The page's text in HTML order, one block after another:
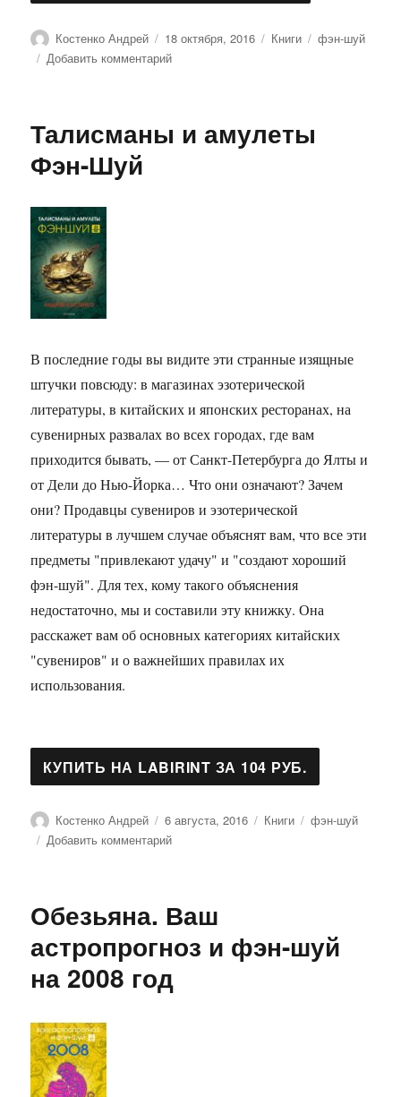
Автор
Костенко Андрей Опубликовано
18 октября, 2016 Рубрики
Книги Метки
фэн-шуй
Добавить комментарийк
астропрогноз
Талисманы и амулеты
Фэн-Шуй
В последние годы вы видите эти странные изящные
штучки повсюду: в магазинах эзотерической
литературы, в китайских и японских ресторанах, на
сувенирных развалах во всех городах, где вам
приходится бывать, — от Санкт-Петербурга до Ялты и
от Дели до Нью-Йорка… Что они означают? Зачем
они? Продавцы сувениров и эзотерической
литературы в лучшем случае объяснят вам, что все эти
предметы "привлекают удачу" и "создают хороший
фэн-шуй". Для тех, кому такого объяснения
недостаточно, мы и составили эту книжку. Она
расскажет вам об основных категориях китайских
"сувениров" и о важнейших правилах их
использования.
Автор
Костенко Андрей Опубликовано
6 августа, 2016 Рубрики
Книги Метки
фэн-шуй
Добавить комментарийк
амулеты
Шуй
Обезьяна. Ваш
астропрогноз и фэн-шуй
на 2008 год